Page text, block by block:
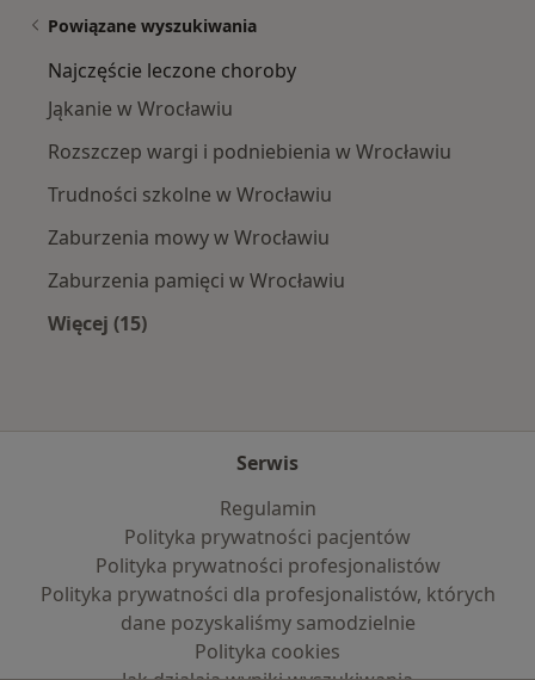
Powiązane wyszukiwania
Najczęście leczone choroby
Jąkanie w Wrocławiu
Rozszczep wargi i podniebienia w Wrocławiu
Trudności szkolne w Wrocławiu
Zaburzenia mowy w Wrocławiu
Zaburzenia pamięci w Wrocławiu
Więcej (15)
Serwis
Regulamin
Polityka prywatności pacjentów
Polityka prywatności profesjonalistów
Polityka prywatności dla profesjonalistów, których
dane pozyskaliśmy samodzielnie
Polityka cookies